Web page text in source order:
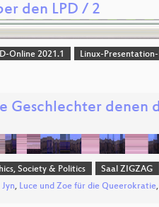
den LPD / 2
Online 2021.1 Linux-
Geschlechter denen
Society & Politics Saal ZIGZAG
Jyn, Luce und Zoe für die Queerokratie,